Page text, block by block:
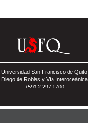
Universidad San Francisco de Quito
Diego de Robles y Vía Interoceánica
+593 2 297 1700